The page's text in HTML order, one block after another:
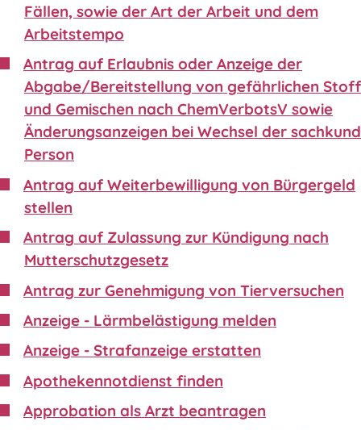
Fällen, sowie der Art der Arbeit und dem
Arbeitstempo
Antrag auf Erlaubnis oder Anzeige der
Abgabe/Bereitstellung von gefährlichen
und Gemischen nach ChemVerbotsV sowie
Änderungsanzeigen bei Wechsel der
Person
Antrag auf Weiterbewilligung von Bürgergeld
stellen
Antrag auf Zulassung zur Kündigung nach
Mutterschutzgesetz
Antrag zur Genehmigung von Tierversuchen
Anzeige - Lärmbelästigung melden
Anzeige - Strafanzeige erstatten
Apothekennotdienst finden
Approbation als Arzt beantragen